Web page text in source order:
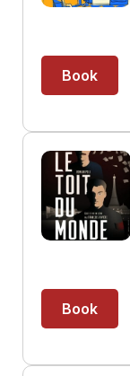
Book
Book